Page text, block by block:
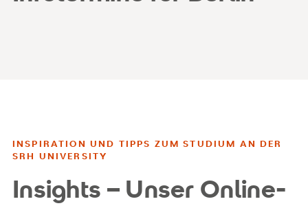
INSPIRATION UND TIPPS ZUM STUDIUM AN DER
SRH UNIVERSITY
Insights – Unser Online-